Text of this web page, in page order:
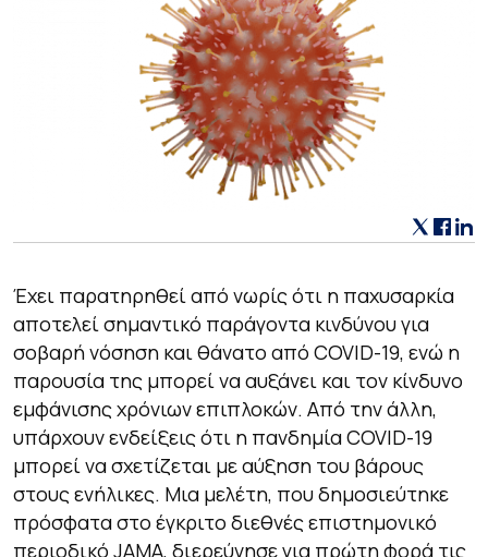
Έχει παρατηρηθεί από νωρίς ότι η παχυσαρκία
αποτελεί σημαντικό παράγοντα κινδύνου για
σοβαρή νόσηση και θάνατο από COVID-19, ενώ η
παρουσία της μπορεί να αυξάνει και τον κίνδυνο
εμφάνισης χρόνιων επιπλοκών. Από την άλλη,
υπάρχουν ενδείξεις ότι η πανδημία COVID-19
μπορεί να σχετίζεται με αύξηση του βάρους
στους ενήλικες. Μια μελέτη, που δημοσιεύτηκε
πρόσφατα στο έγκριτο διεθνές επιστημονικό
περιοδικό JAMA, διερεύνησε για πρώτη φορά τις